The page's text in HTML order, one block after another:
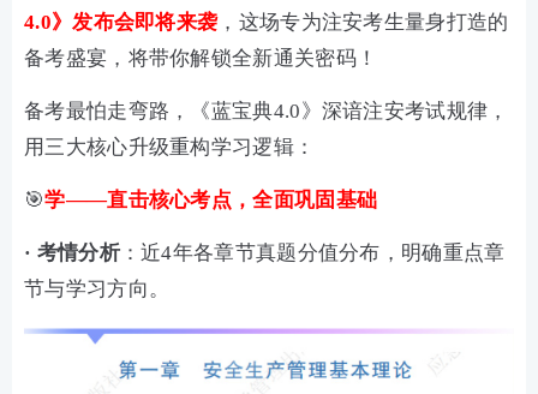
4.0》发布会即将来袭，这场专为注安考生量身打造的
备考盛宴，将带你解锁全新通关密码！
备考最怕走弯路，《蓝宝典4.0》深谙注安考试规律，
用三大核心升级重构学习逻辑：
🎯学——直击核心考点，全面巩固基础
· 考情分析：近4年各章节真题分值分布，明确重点章
节与学习方向。